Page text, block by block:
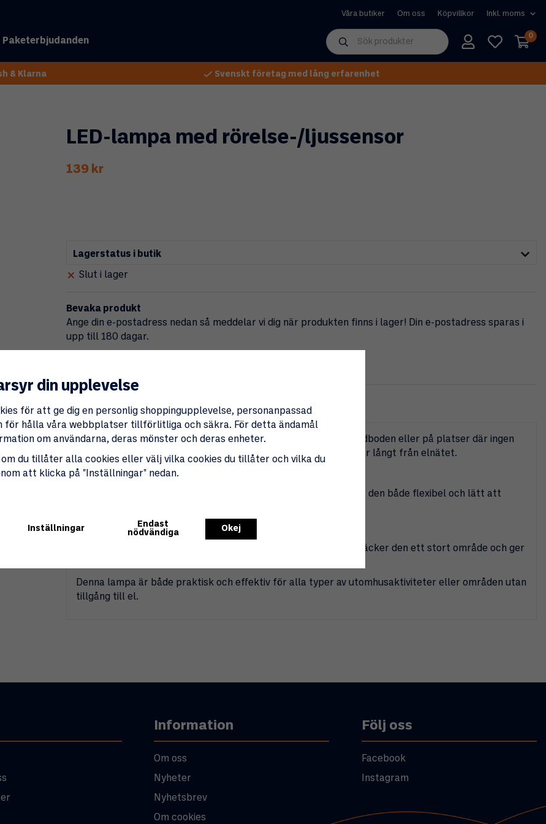
Paketerbjudanden
Våra butiker Om oss Köpvillkor
0
& Klarna Svenskt företag med lång erfarenhet
LED-lampa med rörelse-/ljussensor
139 kr
Lagerstatus i butik
Slut i lager
Bevaka produkt
Ange din e-postadress nedan så meddelar vi dig när produkten finns i lager! Din e-postadress sparas i
upp till 180 dagar.
Produktbeskrivning Specifikationer
Denna praktiska lampa är idealisk för användning utomhus, i vedboden eller på platser där ingen
strömförsörjning finns. Perfekt för att skapa belysning när du är långt från elnätet.
Batteridriven
Lampan drivs av 4 stycken 1,5V AA-batterier (ingår ej), vilket gör den både flexibel och lätt att
Lång räckvidd och bred vinkel
Med ett känslighetsområde på 5 meter och en vinkel på 120º, täcker den ett stort område och ger
Denna lampa är både praktisk och effektiv för alla typer av utomhusaktiviteter eller områden utan
tillgång till el.
Information
Om oss
Nyheter
Nyhetsbrev
Om cookies
Följ oss
Facebook
Instagram
din upplevelse
för att ge dig en personlig shoppingupplevelse, personanpassad
för hålla våra webbplatser tillförlitliga och säkra. För detta ändamål
om användarna, deras mönster och deras enheter.
om du tillåter alla cookies eller välj vilka cookies du tillåter och vilka du
att klicka på "Inställningar" nedan.
Inställningar
Endast
nödvändiga
Okej